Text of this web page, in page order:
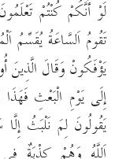
لَوْ أَنَّكُمْ كُنْتُمْ
تَقُومُ اَلسَّاعَةُ يُقَسِّمُ
يَؤْفَكُونْ وَقَالَ الَّذِينَ
إِلَى يَوْمِ الْبَعْثِ
يَقُولُونَ لِمَ نَلْبَثُ